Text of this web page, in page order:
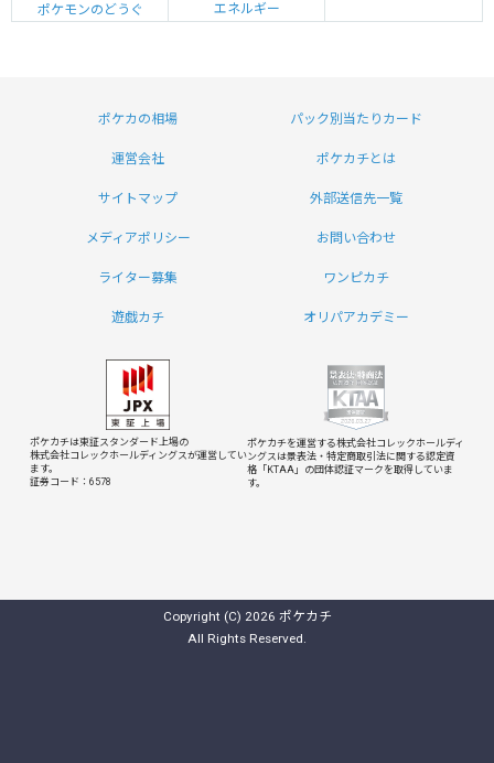
ポケモンのどうぐ エネルギー
ポケカの相場 パック別当たりカード
運営会社 ポケカチとは
サイトマップ 外部送信先一覧
メディアポリシー お問い合わせ
ライター募集 ワンピカチ
遊戯カチ オリパアカデミー
ポケカチは東証スタンダード上場の
株式会社コレックホールディングスが運営してい
ます。
証券コード：6578
ポケカチを運営する株式会社コレックホールディ
ングスは景表法・特定商取引法に関する認定資
格「KTAA」の団体認証マークを取得していま
す。
Copyright (C) 2026 ポケカチ
All Rights Reserved.